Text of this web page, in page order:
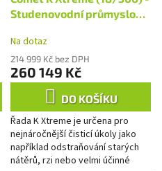
R
M
A
Studenovodní průmyslový
Na dotaz
214 999 Kč bez DPH
260 149 Kč
DO KOŠÍKU
Řada K Xtreme je určena pro
nejnáročnější čisticí úkoly jako
například odstraňování starých
nátěrů, rzi nebo velmi účinné